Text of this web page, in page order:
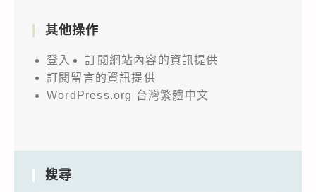
其他操作
登入
訂閱網站內容的資訊提供
訂閱留言的資訊提供
WordPress.org 台灣繁體中文
搜尋